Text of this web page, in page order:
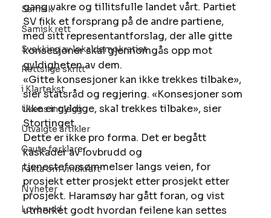
Samisk
Samisk rett
Svekking av lokaldemokratiet
Rettslige skritt
i Klartekst
Ukens innlegg
Utvalgte artikler
Gaute forklarer
Fakta om vindkraft
Nyheter
Lovbrudd
gang vakre og tillitsfulle landet vårt. Partiet
SV fikk et forsprang på de andre partiene,
med sitt representantforslag, der alle gitte
konsesjoner skal gjennomgås opp mot
gyldigheten av dem.
«Gitte konsesjoner kan ikke trekkes tilbake»,
sier statsråd og regjering. «Konsesjoner som
ikke er gyldige, skal trekkes tilbake», sier
Stortinget.
Dette er ikke pro forma. Det er begått
kaskader av lovbrudd og
tjenesteforsømmelser langs veien, for
prosjekt etter prosjekt etter prosjekt etter
prosjekt. Haramsøy har gått foran, og vist
utmerket godt hvordan feilene kan settes